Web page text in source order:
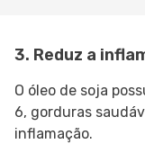
3. Reduz a
O óleo de soja
6, gorduras
inflamação.